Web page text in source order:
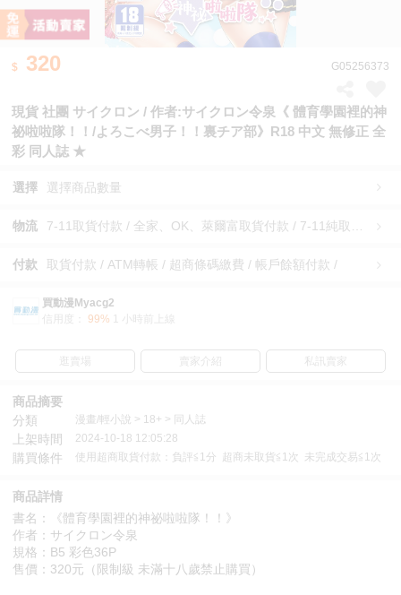
320 G05256373
現貨 社團 サイクロン / 作者:サイクロン令泉《 體育學園裡的神
祕啦啦隊！！/よろこべ男子！！裏チア部》R18 中文 無修正 全
彩 同人誌 ★
選擇 選擇商品數量
物流
付款 取貨付款 / ATM轉帳 / 超商條碼繳費 / 帳戶餘額付款 /
買動漫Myacg2
信用度：
99% 1 小時前上線
逛賣場 賣家介紹 私訊賣家
商品摘要
分類
漫畫/輕小說 > 18+ > 同人誌
上架時間 2024-10-18 12:05:28
購買條件 使用超商取貨付款：負評≦1分 超商未取貨≦1次 未完成交易≦1次
商品詳情
書名：《體育學園裡的神祕啦啦隊！！》
作者：サイクロン令泉
規格：B5 彩色36P
售價：320元（限制級 未滿十八歲禁止購買）